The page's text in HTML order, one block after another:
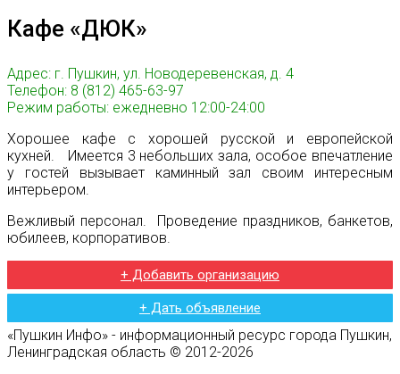
Кафе «ДЮК»
Адрес: г. Пушкин, ул. Новодеревенская, д. 4
Телефон: 8 (812) 465-63-97
Режим работы: ежедневно 12:00-24:00
Хорошее кафе с хорошей русской и европейской
кухней. Имеется 3 небольших зала, особое впечатление
у гостей вызывает каминный зал своим интересным
интерьером.
Вежливый персонал. Проведение праздников, банкетов,
юбилеев, корпоративов.
+ Добавить организацию
+ Дать объявление
«Пушкин Инфо» - информационный ресурс города Пушкин,
Ленинградская область © 2012-2026